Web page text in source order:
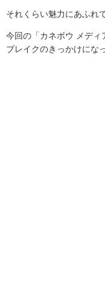
それくらい魅力にあふれ
今回の「カネボウ メディ
ブレイクのきっかけにな